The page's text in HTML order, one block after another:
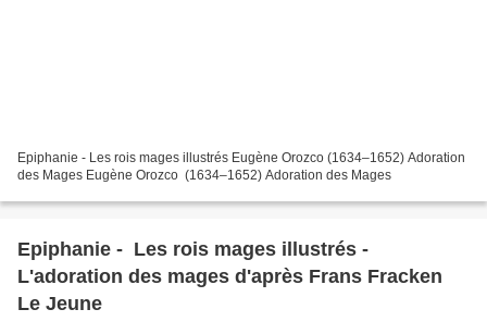
Epiphanie - Les rois mages illustrés Eugène Orozco (1634–1652) Adoration
des Mages Eugène Orozco (1634–1652) Adoration des Mages
Epiphanie - Les rois mages illustrés -
L'adoration des mages d'après Frans Fracken
Le Jeune